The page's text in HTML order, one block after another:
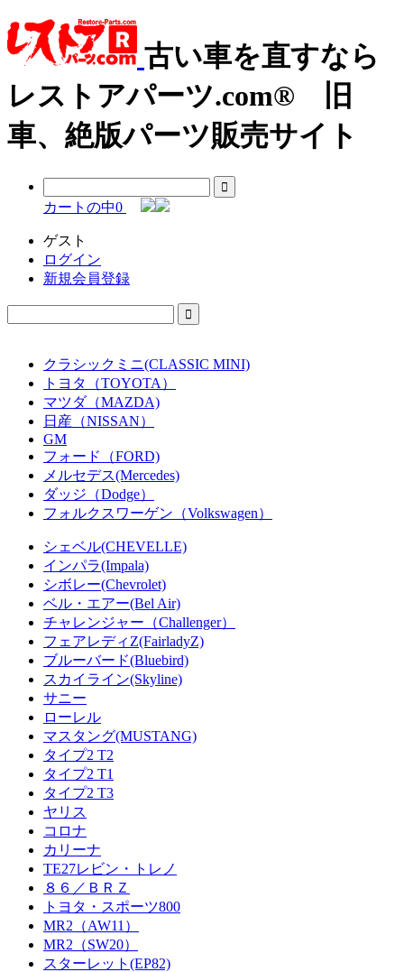
古い車を直すなら
レストアパーツ.com® 旧
車、絶版パーツ販売サイト
カートの中0
ゲスト
ログイン
新規会員登録
クラシックミニ(CLASSIC MINI)
トヨタ（TOYOTA）
マツダ（MAZDA)
日産（NISSAN）
GM
フォード（FORD)
メルセデス(Mercedes)
ダッジ（Dodge）
フォルクスワーゲン（Volkswagen）
シェベル(CHEVELLE)
インパラ(Impala)
シボレー(Chevrolet)
ベル・エアー(Bel Air)
チャレンジャー（Challenger）
フェアレディZ(FairladyZ)
ブルーバード(Bluebird)
スカイライン(Skyline)
サニー
ローレル
マスタング(MUSTANG)
タイプ2 T2
タイプ2 T1
タイプ2 T3
ヤリス
コロナ
カリーナ
TE27レビン・トレノ
８６／ＢＲＺ
トヨタ・スポーツ800
MR2（AW11）
MR2（SW20）
スターレット(EP82)